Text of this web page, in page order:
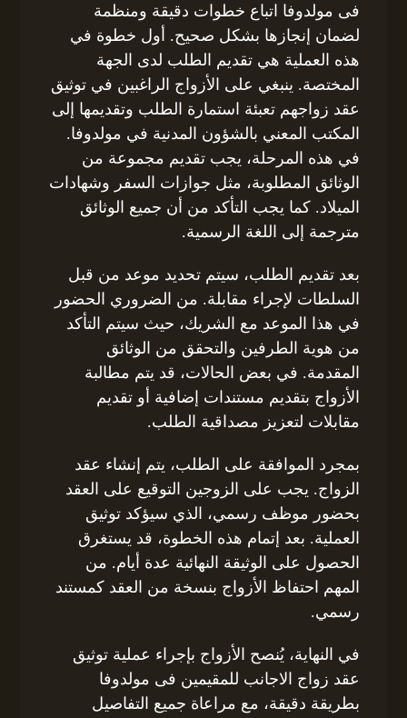
فى مولدوفا اتباع خطوات دقيقة ومنظمة
لضمان إنجازها بشكل صحيح. أول خطوة في
هذه العملية هي تقديم الطلب لدى الجهة
المختصة. ينبغي على الأزواج الراغبين في توثيق
عقد زواجهم تعبئة استمارة الطلب وتقديمها إلى
المكتب المعني بالشؤون المدنية في مولدوفا.
في هذه المرحلة، يجب تقديم مجموعة من
الوثائق المطلوبة، مثل جوازات السفر وشهادات
الميلاد. كما يجب التأكد من أن جميع الوثائق
مترجمة إلى اللغة الرسمية.
بعد تقديم الطلب، سيتم تحديد موعد من قبل
السلطات لإجراء مقابلة. من الضروري الحضور
في هذا الموعد مع الشريك، حيث سيتم التأكد
من هوية الطرفين والتحقق من الوثائق
المقدمة. في بعض الحالات، قد يتم مطالبة
الأزواج بتقديم مستندات إضافية أو تقديم
مقابلات لتعزيز مصداقية الطلب.
بمجرد الموافقة على الطلب، يتم إنشاء عقد
الزواج. يجب على الزوجين التوقيع على العقد
بحضور موظف رسمي، الذي سيؤكد توثيق
العملية. بعد إتمام هذه الخطوة، قد يستغرق
الحصول على الوثيقة النهائية عدة أيام. من
المهم احتفاظ الأزواج بنسخة من العقد كمستند
رسمي.
في النهاية، يُنصح الأزواج بإجراء عملية توثيق
عقد زواج الاجانب للمقيمين فى مولدوفا
بطريقة دقيقة، مع مراعاة جميع التفاصيل